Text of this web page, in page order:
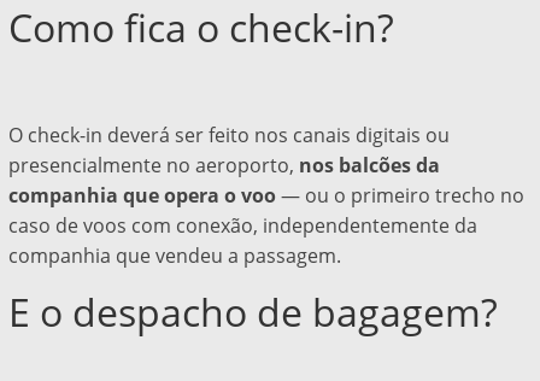
Como fica o check-in?
O check-in deverá ser feito nos canais digitais ou
presencialmente no aeroporto, nos balcões da
companhia que opera o voo— ou o primeiro trecho no
caso de voos com conexão, independentemente da
companhia que vendeu a passagem.
E o despacho de bagagem?